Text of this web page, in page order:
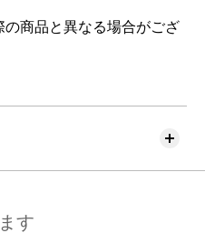
商品と異なる場合がござ
す